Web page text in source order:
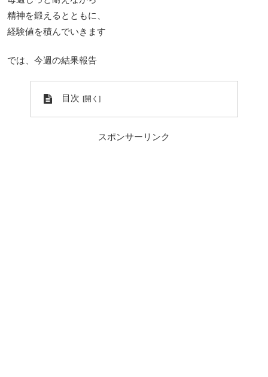
精神を鍛えるとともに、
経験値を積んでいきます
では、今週の結果報告
目次
スポンサーリンク